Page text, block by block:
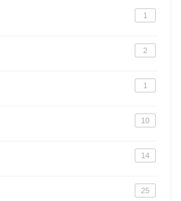
1
2
1
10
14
25